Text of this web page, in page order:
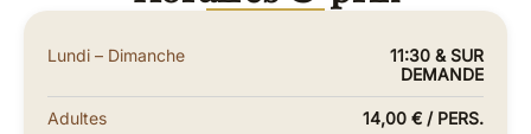
Lundi – Dimanche
11:30 & SUR
DEMANDE
Adultes 14,00 € / PERS.